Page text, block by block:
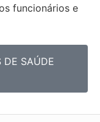
funcionários e
DE SAÚDE